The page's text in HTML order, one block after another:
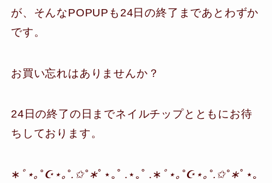
が、そんなPOPUPも24日の終了まであとわずか
です。
お買い忘れはありませんか？
24日の終了の日までネイルチップとともにお待
ちしております。
∗ ﾟ⋆｡˚☪︎⋆｡˚.✩˚∗ﾟ⋆｡˚ .⋆｡˚ .∗ ﾟ⋆｡˚☪︎⋆｡˚.✩˚∗ﾟ⋆｡